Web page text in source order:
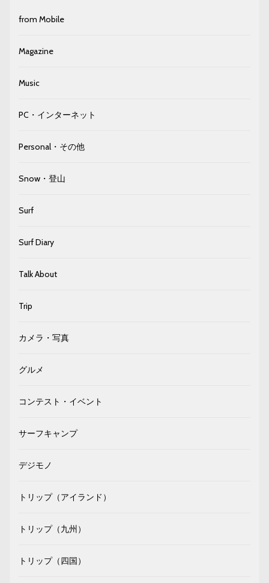
from Mobile
Magazine
Music
PC・インターネット
Personal・その他
Snow・登山
Surf
Surf Diary
Talk About
Trip
カメラ・写真
グルメ
コンテスト・イベント
サーフキャンプ
デジモノ
トリップ（アイランド）
トリップ（九州）
トリップ（四国）